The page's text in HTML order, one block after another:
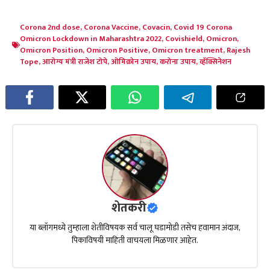
Corona 2nd dose,Corona Vaccine,Covacin,Covid 19 Corona
Omicron Lockdown in Maharashtra 2022,Covishield,Omicron,
Omicron Position,Omicron Positive,Omicron treatment,Rajesh
Tope,आरोग्य मंत्री राजेश टोपे,ओमिक्रोन उपाय,करोना उपाय,व्हॅक्सिनेशन
शेतकरी
या ब्लॉगमध्ये तुम्हाला शेतीविषयक सर्व चालू घडामोडी तसेच हवामान अंदाज,
पिकाविषयी माहिती वाचयला मिळणार आहेत.